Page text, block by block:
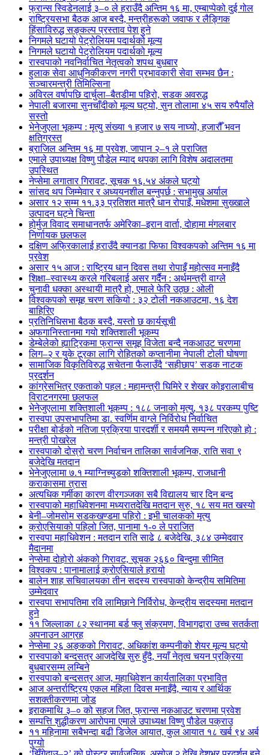
फ्रान्स स्विडेनलाई ३–० ले हराउँदै अन्तिम १६ मा, एम्बाप्पेको दुई गोल
राष्ट्रियसभा बैठक आज बस्दै, मन्त्रीहरूको जवाफ र लैङ्गिक
हिंसाविरुद्ध सङ्कल्प प्रस्ताव पेश हुने
निगमले घटायो पेट्रोलियम पदार्थको मूल्य
निगमले घटायो पेट्रोलियम पदार्थको मूल्य
रास्वपाको नवनिर्वाचित नेतृत्वको शपथ बुधबार
हुलाक सेवा आधुनिकीकरण नगरी प्रभावकारी सेवा सम्भव छैन :
सञ्चारमन्त्री तिमिल्सिना
अविरल वर्षापछि दार्चुला–बैतडीमा पहिरो, सडक अवरुद्ध
नेपाली बजारमा सुनचाँदीको मूल्य घट्यो, सुन तोलामा ४५ सय रुपैयाँले
सस्तो
भेनेजुएला भूकम्प : मृत्यु संख्या १ हजार ७ सय नाघ्यो, हजारौँ भवन
क्षतिग्रस्त
ब्राजिल अन्तिम १६ मा प्रवेश, जापान २–१ ले पराजित
एमाले उपाध्यक्ष विष्णु पौडेल म्याद थपका लागि विशेष अदालतमा
उपस्थित
नेप्सेमा लगातार गिरावट, सूचक १६.५४ अंकले घट्यो
सांसद थप जिम्मेवार र अध्ययनशील बन्नुपर्छ : सभामुख अर्याल
असार १२ सम्म ११.३३ प्रतिशत मात्रै धान रोपाइँ, मधेशमा सुख्खाले
उत्पादन घट्ने चिन्ता
होर्मुज विवाद समाधानतर्फ अमेरिका–इरान वार्ता, दोहामा मंगलबार
निर्णायक छलफल
दक्षिण अफ्रिकालाई हराउँदै क्यानडा फिफा विश्वकपको अन्तिम १६ मा
प्रवेश
असार १५ आज : राष्ट्रिय धान दिवस तथा रोपाइँ महोत्सव मनाइँदै
शिक्षा–स्वास्थ्य करले गरिबलाई असर गर्दैन : अर्थमन्त्री वाग्ले
चुनावी धक्का अस्थायी मात्रै हो, एमाले फेरि उठ्छ : ओली
विश्वकपको समूह चरण सकियो : ३२ टोली नकआउटमा, १६ देश
बाहिरिए
प्रतिनिधिसभा बैठक बस्दै, यस्तो छ कार्यसूची
अफगानिस्तानमा गयो शक्तिशाली भूकम्प
डेम्बेलेको ह्याट्रिकमा फ्रान्स समूह विजेता बन्दै नकआउट चरणमा
लिग–२ र युके टूरका लागि रोहितको कप्तानीमा नेपाली टोली घोषणा
सामाजिक विकृतिविरुद्ध सचेतना फैलाउँदै ‘सहीछाप’ सडक नाटक
प्रदर्शन
कांग्रेसभित्र एकताको पहल : महामन्त्री घिमिरे र शेखर कोइरालाबीच
विराटनगरमा छलफल
भेनेजुएलामा शक्तिशाली भूकम्प : १८८ जनाको मृत्यु, १३८ परकम्प पुष्टि
रास्वपा उपसभापतिमा डा. स्वर्णिम वाग्ले निर्विरोध निर्वाचित
परीक्षा बोर्डको नतिजा प्रक्रिया पारदर्शी र समयमै सम्पन्न गरिएको हो :
मन्त्री पोखरेल
रास्वपाको दोस्रो चरण निर्वाचन तालिका सार्वजनिक, राति सवा ९
बजेदेखि मतदान
भेनेजुएलामा ७.१ म्याग्निच्युडको शक्तिशाली भूकम्प, राजधानी
कराकासमा त्रास
अत्यधिक गर्मीका कारण वीरगञ्जका सबै विद्यालय चार दिन बन्द
रास्वपाको महाधिवेशनमा मध्यरातदेखि मतदान सुरु, १८ सय मत खस्यो
बेनी–जोमसोम सडकखण्डमा पहिरो : इभी चालकको मृत्यु
क्रोएसियाको पहिलो जित, पानामा १-० ले पराजित
रास्वपा महाधिवेशन : मतदान राति साढे ८ बजेदेखि, ३८४ उम्मेदवार
मैदानमा
नेप्सेमा दोहोरो अंकको गिरावट, सूचक २६६० बिन्दुमा सीमित
विश्वकप : पानामालाई क्रोएसियाले हरायो
बालेन शाह सचिवालयका तीन सदस्य रास्वपाको केन्द्रीय समितिमा
उम्मेदवार
रास्वपा सभापतिमा रवि लामिछाने निर्विरोध, केन्द्रीय सदस्यमा मतदान
हुने
११ जिल्लाका ८२ स्थानमा बर्ड फ्लु संक्रमण, विभागद्वारा उच्च सतर्कता
अपनाउन आग्रह
नेप्सेमा २६ अङ्कको गिरावट, अधिकांश कम्पनीको शेयर मूल्य घट्यो
रास्वपाको बन्दसत्र आजदेखि सुरु हुँदै, नयाँ नेतृत्व चयन प्रक्रिया
बुधबारसम्म लम्बिने
रास्वपाको बन्दसत्र आज, महाधिवेशन कार्यतालिका प्रभावित
आज अन्तर्राष्ट्रिय एकल महिला दिवस मनाइँदै, न्याय र आर्थिक
सशक्तीकरणमा जोड
इराकमाथि ३–० को सहज जित, फ्रान्स नकआउट चरणमा प्रवेश
सम्पत्ति शुद्धीकरण आरोपमा एमाले उपाध्यक्ष विष्णु पौडेल पक्राउ
११ महिनामा सबैभन्दा बढी डिजेल आयात, कुल आयात १८ खर्ब ९४ अर्ब
पुग्यो